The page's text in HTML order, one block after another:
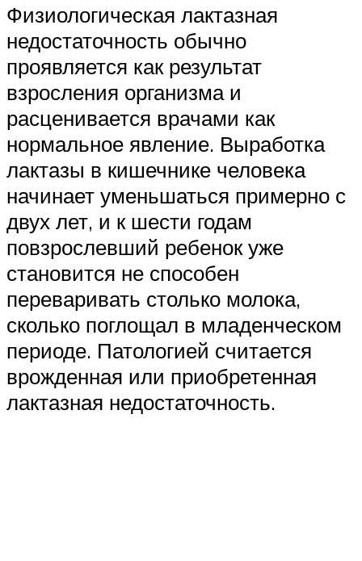
Физиологическая лактазная
недостаточность обычно
проявляется как результат
взросления организма и
расценивается врачами как
нормальное явление. Выработка
лактазы в кишечнике человека
начинает уменьшаться примерно с
двух лет, и к шести годам
повзрослевший ребенок уже
становится не способен
переваривать столько молока,
сколько поглощал в младенческом
периоде. Патологией считается
врожденная или приобретенная
лактазная недостаточность.